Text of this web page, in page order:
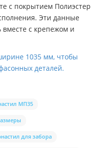
с покрытием Полиэстер
Эти данные
вместе с крепежом и
1035 мм, чтобы
деталей.
МП35
для забора